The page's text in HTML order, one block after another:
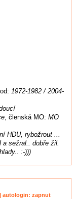
1972-1982 / 2004-
, členská MO: MO
HDU, rybožrout ...
sežral.. dobře žil.
:-)))
| autologin: zapnut